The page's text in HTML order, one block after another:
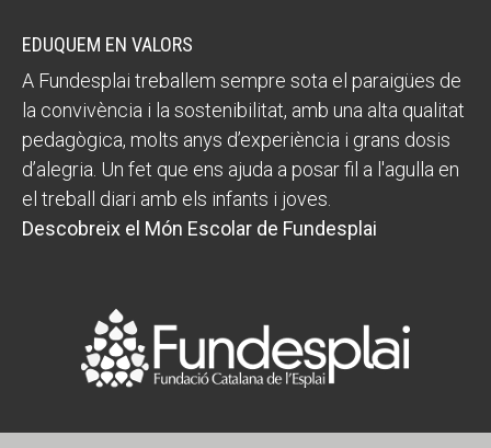
EDUQUEM EN VALORS
A Fundesplai treballem sempre sota el paraigües de
la convivència i la sostenibilitat, amb una alta qualitat
pedagògica, molts anys d’experiència i grans dosis
d’alegria. Un fet que ens ajuda a posar fil a l'agulla en
el treball diari amb els infants i joves.
Descobreix el Món Escolar de Fundesplai